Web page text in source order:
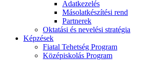
Adatkezelés
Másolatkészítési rend
Partnerek
Oktatási és nevelési stratégia
Képzések
Fiatal Tehetség Program
Középiskolás Program